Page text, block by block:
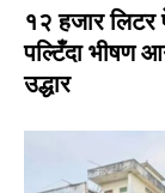
१२ हजार
पल्टिँदा भीषण
उद्धार